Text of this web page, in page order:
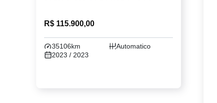
R$ 115.900,00
35106km
Automatico
2023 / 2023